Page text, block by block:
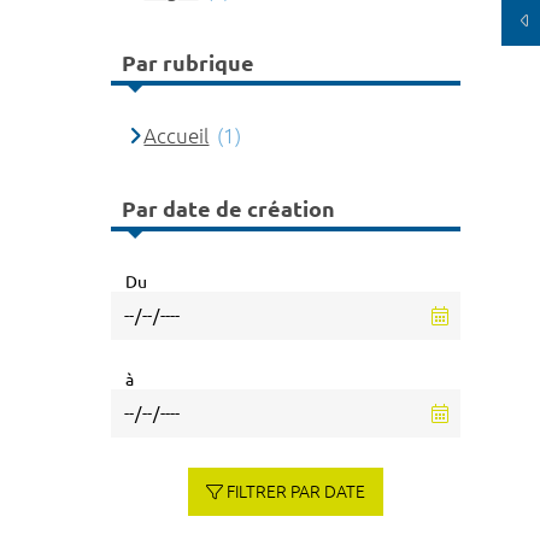
Par rubrique
Accueil (1)
Par date de création
Du
à
FILTRER PAR DATE